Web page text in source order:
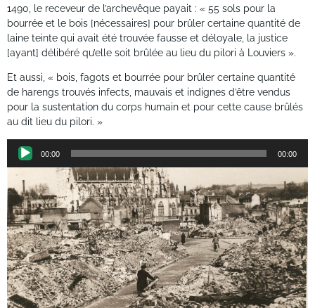
1490, le receveur de l’archevêque payait : « 55 sols pour la
bourrée et le bois [nécessaires] pour brûler certaine quantité de
laine teinte qui avait été trouvée fausse et déloyale, la justice
[ayant] délibéré qu’elle soit brûlée au lieu du pilori à Louviers ».
Et aussi, « bois, fagots et bourrée pour brûler certaine quantité
de harengs trouvés infects, mauvais et indignes d’être vendus
pour la sustentation du corps humain et pour cette cause brûlés
au dit lieu du pilori. »
Lecteur
audio
00:00 00:00